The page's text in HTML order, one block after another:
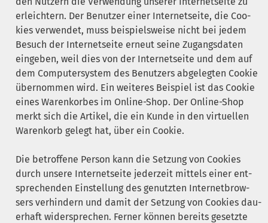
erleich­tern. Der Benut­zer einer Inter­net­sei­te, die Coo­
kies ver­wen­det, muss bei­spiels­wei­se nicht bei jedem
Besuch der Inter­net­sei­te erneut sei­ne Zugangs­da­ten
ein­ge­ben, weil dies von der Inter­net­sei­te und dem auf
dem Com­pu­ter­sys­tem des Benut­zers abge­leg­ten Coo­kie
über­nom­men wird. Ein wei­te­res Bei­spiel ist das Coo­kie
eines Waren­kor­bes im Online-Shop. Der Online-Shop
merkt sich die Arti­kel, die ein Kun­de in den vir­tu­el­len
Waren­korb gelegt hat, über ein Cookie.
Die betrof­fe­ne Per­son kann die Set­zung von Coo­kies
durch unse­re Inter­net­sei­te jeder­zeit mit­tels einer ent­
spre­chen­den Ein­stel­lung des genutz­ten Inter­net­brow­
sers ver­hin­dern und damit der Set­zung von Coo­kies dau­
er­haft wider­spre­chen. Fer­ner kön­nen bereits gesetz­te